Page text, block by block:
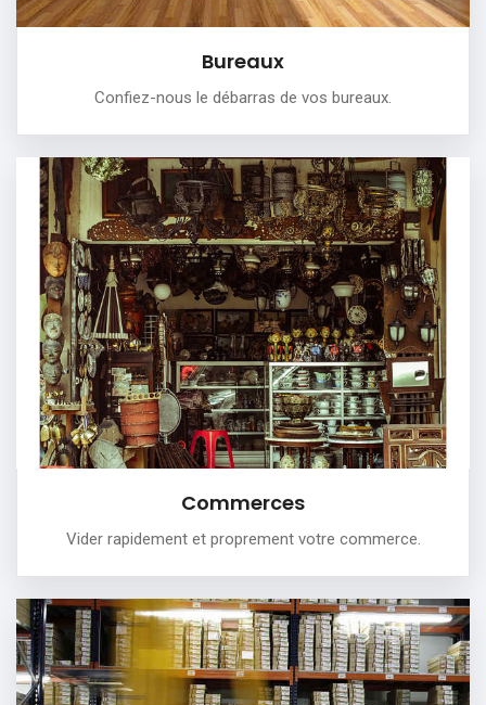
Bureaux
Confiez-nous le débarras de vos bureaux.
Commerces
Vider rapidement et proprement votre commerce.
Commerces
Vider rapidement et proprement votre commerce.
Désencombrer et démonter votre magasin.
Transporter vos meubles suite à un déménagement de
votre commerce.
PLUS DE DÉTAILS
Entrepôts